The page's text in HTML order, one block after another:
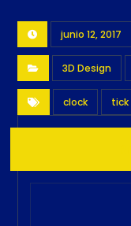
junio 12, 2017
3D Design
clock tick